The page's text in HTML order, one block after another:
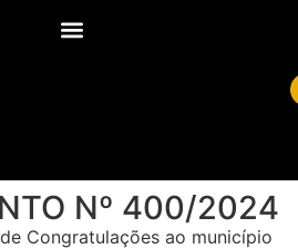
Nº 400/2024
Congratulações ao município